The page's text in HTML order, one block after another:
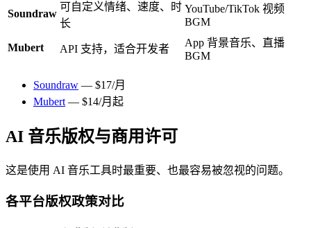
Soundraw
可自定义情绪、速度、时
长
YouTube/TikTok 视频
BGM
Mubert API 支持，适合开发者
App 背景音乐、直播
BGM
Soundraw — $17/月
Mubert — $14/月起
AI 音乐版权与商用许可
这是使用 AI 音乐工具时最重要、也最容易被忽视的问题。
各平台版权政策对比